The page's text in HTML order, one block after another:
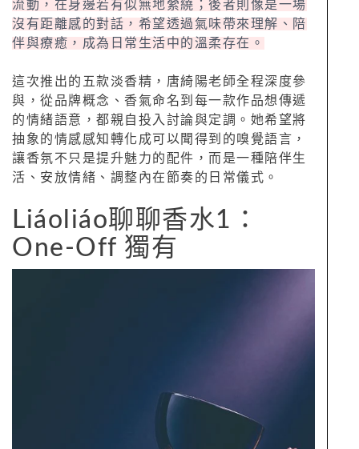
流動，在身邊若有似無地縈繞；後者則像是一場
沒有距離感的對話，希望透過氣味帶來理解、陪
伴與療癒，成為日常生活中的溫柔存在。
這次推出的五款淡香精，唐綺陽老師全程深度參
與，從品牌概念、香氣命名到每一款作品想傳遞
的情緒語意，都親自投入討論與定調。她希望將
抽象的情感感知轉化成可以聞得到的嗅覺語言，
讓香氛不只是提升魅力的配件，而是一種陪伴生
活、安放情緒、調整內在節奏的日常儀式。
Liáoliáo聊聊香水1：
One-Off 獨有